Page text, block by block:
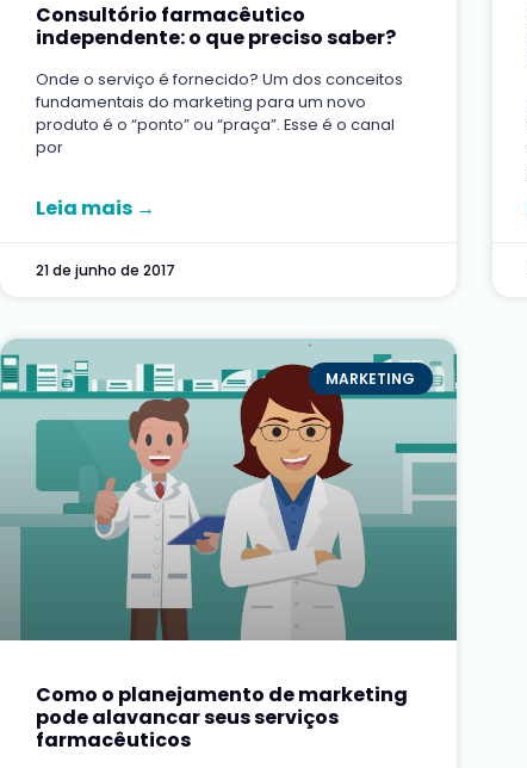
Consultório farmacêutico
independente: o que preciso saber?
Onde o serviço é fornecido? Um dos conceitos
fundamentais do marketing para um novo
produto é o “ponto” ou “praça”. Esse é o canal
por
Leia mais →
21 de junho de 2017
MARKETING
Como o planejamento de marketing
pode alavancar seus serviços
farmacêuticos